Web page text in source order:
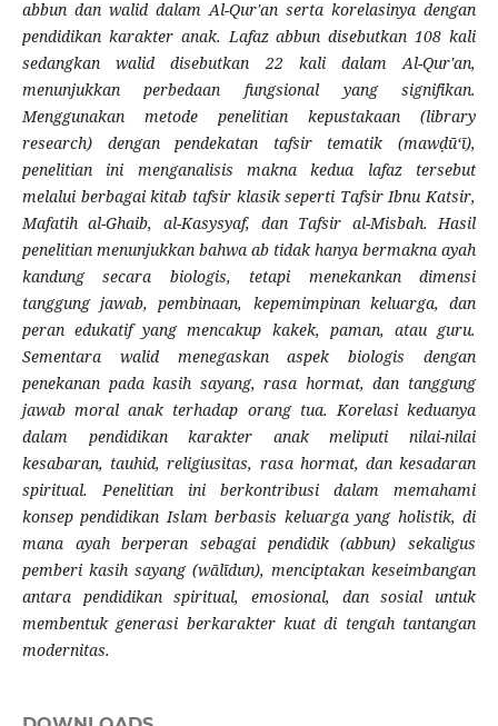
abbundan walid dalam Al-Qur'an serta korelasinya dengan
pendidikan karakter anak. Lafaz abbun disebutkan 108 kali
sedangkan walid disebutkan 22 kali dalam Al-Qur'an,
menunjukkan perbedaan fungsional yang signifikan.
Menggunakan metode penelitian kepustakaan (library
research) dengan pendekatan tafsir tematik (mawḍū‘ī),
penelitian ini menganalisis makna kedua lafaz tersebut
melalui berbagai kitab tafsir klasik seperti Tafsir Ibnu Katsir,
Mafatih al-Ghaib, al-Kasysyaf, dan Tafsir al-Misbah. Hasil
penelitian menunjukkan bahwa ab tidak hanya bermakna ayah
kandung secara biologis, tetapi menekankan dimensi
tanggung jawab, pembinaan, kepemimpinan keluarga, dan
peran edukatif yang mencakup kakek, paman, atau guru.
Sementara walid menegaskan aspek biologis dengan
penekanan pada kasih sayang, rasa hormat, dan tanggung
jawab moral anak terhadap orang tua. Korelasi keduanya
dalam pendidikan karakter anak meliputi nilai-nilai
kesabaran, tauhid, religiusitas, rasa hormat, dan kesadaran
spiritual. Penelitian ini berkontribusi dalam memahami
konsep pendidikan Islam berbasis keluarga yang holistik, di
mana ayah berperan sebagai pendidik (abbun) sekaligus
pemberi kasih sayang (wālīdun), menciptakan keseimbangan
antara pendidikan spiritual, emosional, dan sosial untuk
membentuk generasi berkarakter kuat di tengah tantangan
modernitas.